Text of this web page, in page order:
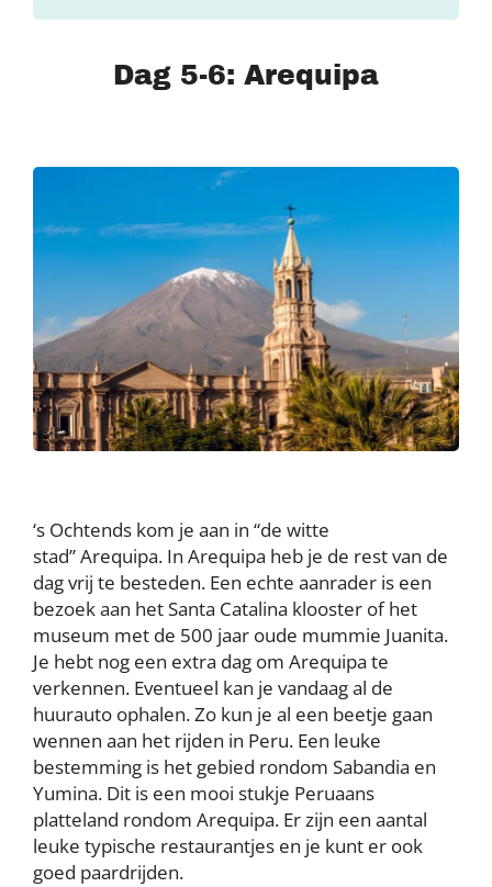
Dag 5-6: Arequipa
‘s Ochtends kom je aan in “de witte
stad” Arequipa. In Arequipa heb je de rest van de
dag vrij te besteden. Een echte aanrader is een
bezoek aan het Santa Catalina klooster of het
museum met de 500 jaar oude mummie Juanita.
Je hebt nog een extra dag om Arequipa te
verkennen. Eventueel kan je vandaag al de
huurauto ophalen. Zo kun je al een beetje gaan
wennen aan het rijden in Peru. Een leuke
bestemming is het gebied rondom Sabandia en
Yumina. Dit is een mooi stukje Peruaans
platteland rondom Arequipa. Er zijn een aantal
leuke typische restaurantjes en je kunt er ook
goed paardrijden.